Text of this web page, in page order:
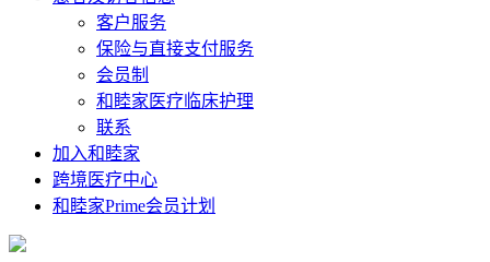
客户服务
保险与直接支付服务
会员制
和睦家医疗临床护理
联系
加入和睦家
跨境医疗中心
和睦家Prime会员计划